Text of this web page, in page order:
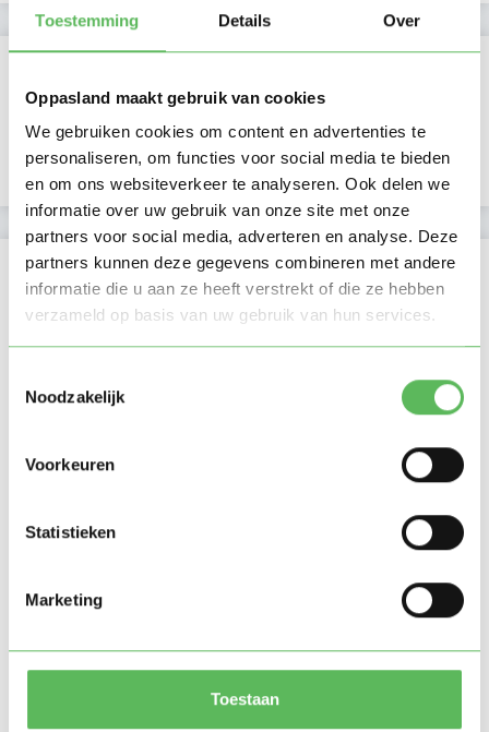
Toestemming Details Over
Oppasland maakt gebruik van cookies
We gebruiken cookies om content en advertenties te
personaliseren, om functies voor social media te bieden
en om ons websiteverkeer te analyseren. Ook delen we
informatie over uw gebruik van onze site met onze
partners voor social media, adverteren en analyse. Deze
partners kunnen deze gegevens combineren met andere
informatie die u aan ze heeft verstrekt of die ze hebben
verzameld op basis van uw gebruik van hun services.
Noodzakelijk
Voorkeuren
Statistieken
Marketing
Toestaan
E-mailadres is geverifieerd
Google is gekoppeld
Locatie oppasadres (Den Haag)